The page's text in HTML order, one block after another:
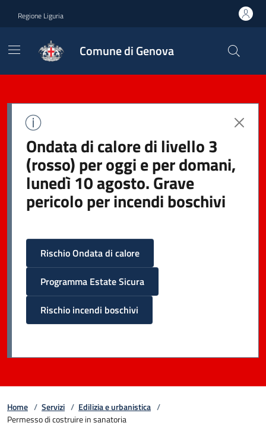
Regione Liguria
Comune di Genova
Ondata di calore di livello 3
(rosso) per oggi e per domani,
lunedì 10 agosto. Grave
pericolo per incendi boschivi
Rischio Ondata di calore
Programma Estate Sicura
Rischio incendi boschivi
Home / Servizi / Edilizia e urbanistica /
Permesso di costruire in sanatoria